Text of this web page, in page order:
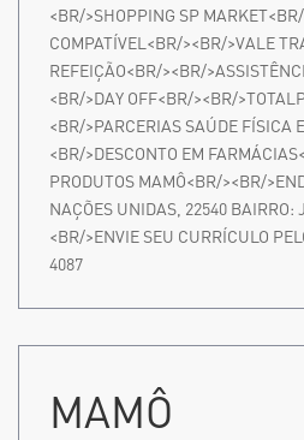
<BR/>SHOPPING SP
COMPATÍVEL<BR/><BR/>VALE
REFEIÇÃO<BR/><BR/
<BR/>DAY OFF<BR/><BR/
<BR/>PARCERIAS SAÚDE FÍSICA
<BR/>DESCONTO EM
PRODUTOS MAMÔ<BR/><BR/
NAÇÕES UNIDAS, 22540
<BR/>ENVIE SEU CURRÍCULO
4087
MAMÔ